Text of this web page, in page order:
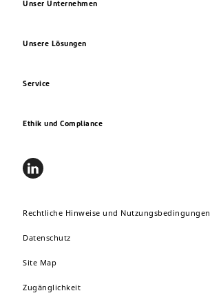
Unser Unternehmen
Unsere Lösungen
Service
Ethik und Compliance
Rechtliche Hinweise und Nutzungsbedingungen
Datenschutz
Site Map
Zugänglichkeit